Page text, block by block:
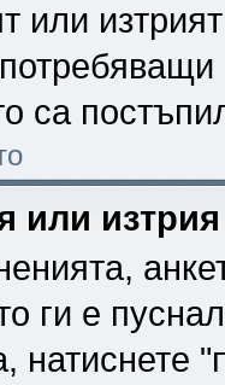
или
са
или изтрия
ги е
натиснете